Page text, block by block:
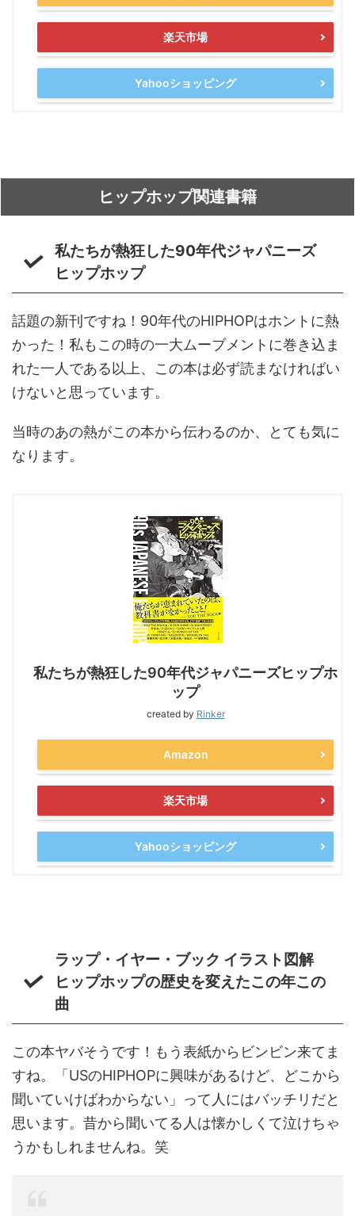
楽天市場
Yahooショッピング
ヒップホップ関連書籍
私たちが熱狂した90年代ジャパニーズ
ヒップホップ
話題の新刊ですね！90年代のHIPHOPはホントに熱
かった！私もこの時の一大ムーブメントに巻き込ま
れた一人である以上、この本は必ず読まなければい
けないと思っています。
当時のあの熱がこの本から伝わるのか、とても気に
なります。
私たちが熱狂した90年代ジャパニーズヒップホ
ップ
created by Rinker
Amazon
楽天市場
Yahooショッピング
ラップ・イヤー・ブック イラスト図解
ヒップホップの歴史を変えたこの年この
曲
この本ヤバそうです！もう表紙からビンビン来てま
すね。「USのHIPHOPに興味があるけど、どこから
聞いていけばわからない」って人にはバッチリだと
思います。昔から聞いてる人は懐かしくて泣けちゃ
うかもしれませんね。笑